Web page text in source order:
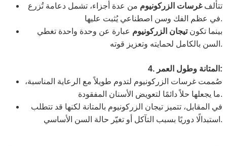
تتألفغرسات الزركونيوم من عدة أجزاء، تشمل دعامة تُزرع
في عظم الفك وسن اصطناعي يُثبت عليها.
بينما تكونتيجان الزركونيوم عبارة عن وحدة واحدة تغطي
السن بالكامل لحمايته وتعزيز قوته.
4. المتانة وطول العمر:
صُممت غرسات الزركونيوم لتدوم طويلاً مع الرعاية المناسبة،
ما يجعلها حلاً دائمًا لتعويض الأسنان المفقودة.
في المقابل، تتميز تيجان الزركونيوم بالمتانة لكنها قد تتطلب
استبدالًا دوريًا بسبب التآكل أو تغيّر حالة السن الأساسي.